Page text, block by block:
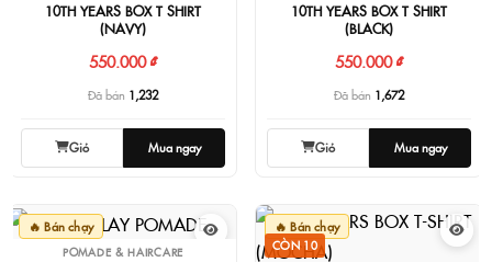
10TH YEARS BOX T-SHIRT
(NAVY)
550.000 ₫
Đã bán 1,232
Giỏ Mua ngay
10TH YEARS BOX T-SHIRT
(BLACK)
550.000 ₫
Đã bán 1,672
Giỏ Mua ngay
🔥 Bán chạy
POMADE & HAIRCARE
🔥 Bán chạy
CÒN 10